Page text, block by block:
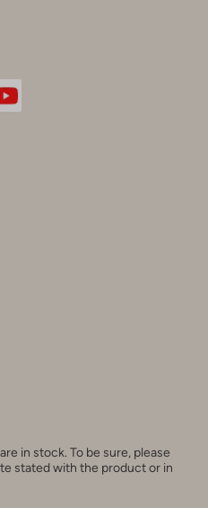
in stock. To be sure, please
stated with the product or in